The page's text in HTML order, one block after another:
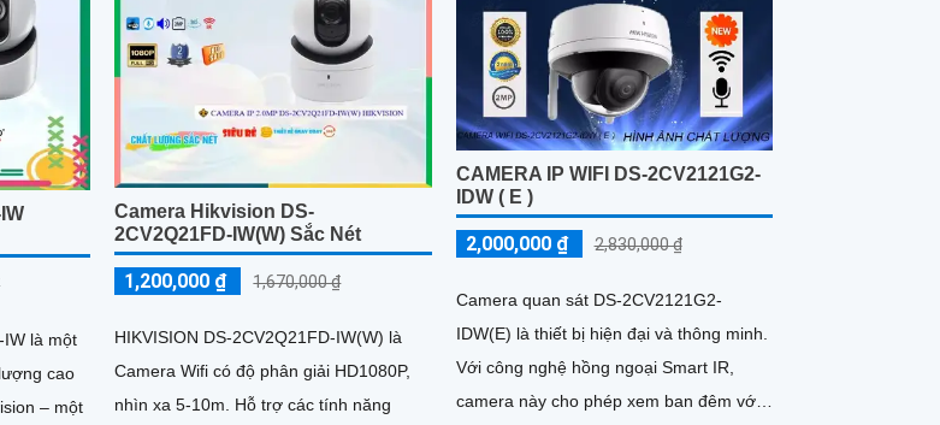
IW là một
cao
– một
Camera Hikvision DS-
2CV2Q21FD-IW(W) Sắc Nét
1,200,000 ₫ 1,670,000 ₫
HIKVISION DS-2CV2Q21FD-IW(W) là
Camera Wifi có độ phân giải HD1080P,
nhìn xa 5-10m. Hỗ trợ các tính năng
CAMERA IP WIFI DS-2CV2121G2-
IDW ( E )
2,000,000 ₫ 2,830,000 ₫
Camera quan sát DS-2CV2121G2-
IDW(E) là thiết bị hiện đại và thông minh.
Với công nghệ hồng ngoại Smart IR,
camera này cho phép xem ban đêm với